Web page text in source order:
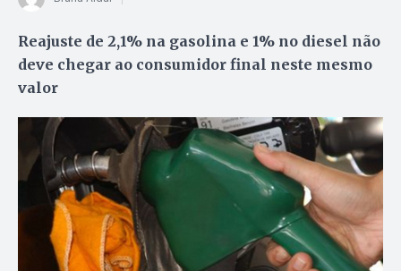
Reajuste de 2,1% na gasolina e 1% no diesel não
deve chegar ao consumidor final neste mesmo
valor